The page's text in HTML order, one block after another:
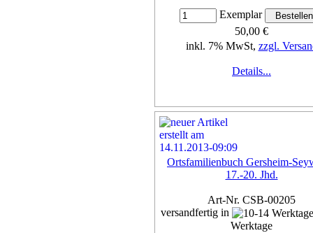
Exemplar
50,00 €
inkl. 7% MwSt, zzgl.
Details...
Ortsfamilienbuch Gersheim-
17.-20. Jhd.
Art-Nr. CSB-00205
versandfertig in
Werktage